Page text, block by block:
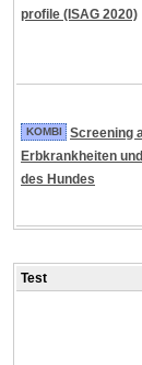
profile (ISAG 2020)
KOMBI
Screening
Erbkrankheiten
des Hundes
Test